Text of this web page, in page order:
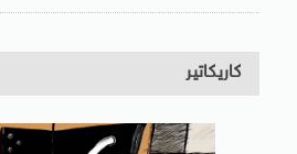
كاريكاتير